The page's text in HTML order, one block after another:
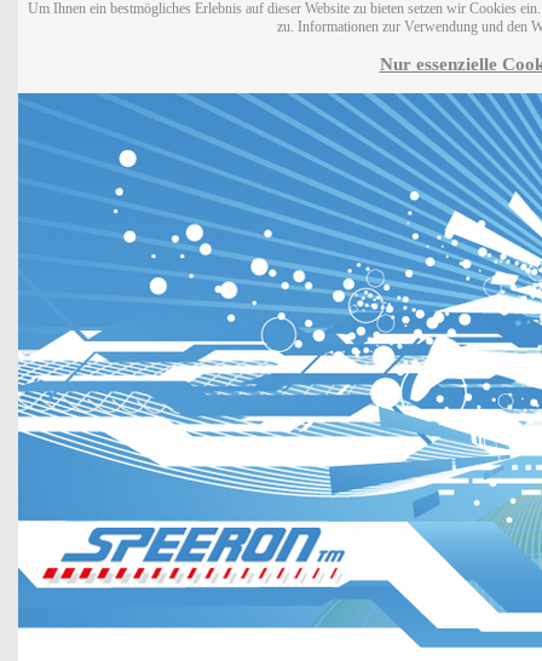
Um Ihnen ein bestmögliches Erlebnis auf dieser Website zu bieten setzen wir Cookies
zu. Informationen zur Verwendung und den
Nur essenzielle